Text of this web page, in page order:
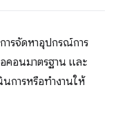
ารจัดหาอุปกรณ์การ
คอนมาตรฐาน และ
การหรือทำงานให้